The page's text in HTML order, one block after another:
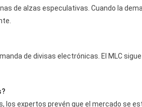
de alzas especulativas. Cuando la
de divisas electrónicas. El MLC
los expertos prevén que el mercado se